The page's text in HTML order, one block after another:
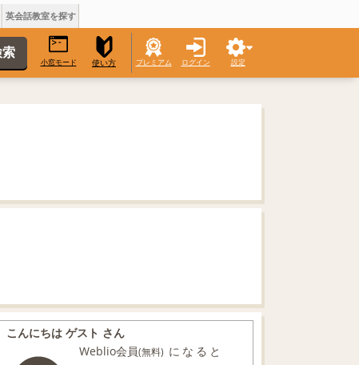
英会話教室を探す
小窓モード 使い方 プレミアム ログイン 設定
こんにちは ゲスト さん
Weblio会員(無料) になると